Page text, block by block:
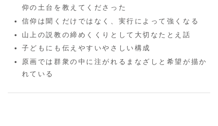
仰の土台を教えてくださった
信仰は聞くだけではなく、実行によって強くなる
山上の説教の締めくくりとして大切なたとえ話
子どもにも伝えやすいやさしい構成
原画では群衆の中に注がれるまなざしと希望が描か
れている